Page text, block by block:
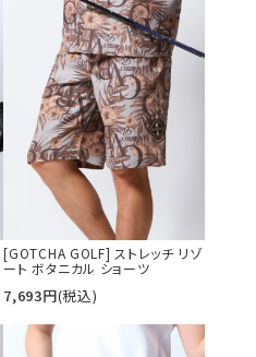
[GOTCHA GOLF] ストレッチ リゾ
ート ボタニカル ショーツ
7,693円(税込)